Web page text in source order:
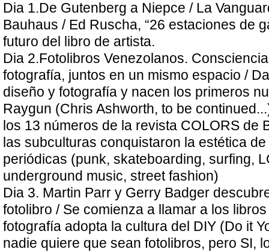
Dia 1.De Gutenberg a Niepce / La
Bauhaus / Ed Ruscha, “26 estaciones de
futuro del libro de artista.
Dia 2.Fotolibros Venezolanos.
fotografía, juntos en un mismo espacio /
diseño y fotografía y nacen los primeros
Raygun (Chris Ashworth, to be
los 13 números de la revista COLORS de
las subculturas conquistaron la estética
periódicas (punk, skateboarding, surfing,
underground music, street fashion)
Dia 3. Martin Parr y Gerry Badger
fotolibro / Se comienza a llamar a los libros
fotografía adopta la cultura del DIY (Do it
nadie quiere que sean fotolibros, pero SI,